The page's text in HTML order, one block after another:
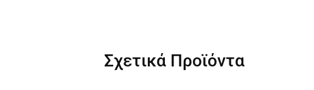
Σχετικά Προϊόντα